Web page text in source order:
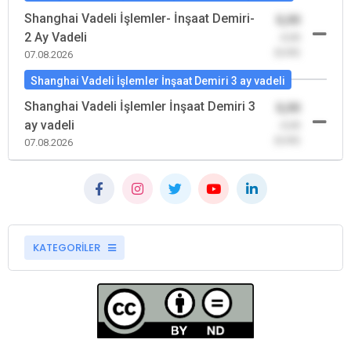
Shanghai Vadeli İşlemler- İnşaat Demiri-
2 Ay Vadeli
07.08.2026
Shanghai Vadeli İşlemler İnşaat Demiri 3 ay vadeli
Shanghai Vadeli İşlemler İnşaat Demiri 3
ay vadeli
07.08.2026
KATEGORİLER